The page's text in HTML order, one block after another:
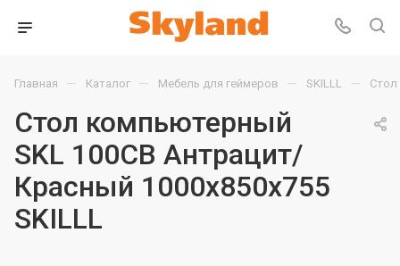
Главная — Каталог — Мебель для геймеров — SKILLL — Стол
Стол компьютерный
SKL 100CB Антрацит/
Красный 1000х850х755
SKILLL